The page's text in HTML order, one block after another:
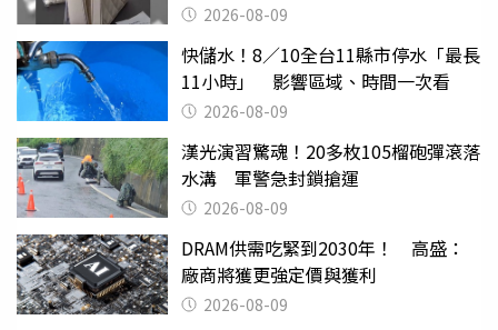
2026-08-09
快儲水！8／10全台11縣市停水「最長
11小時」 影響區域、時間一次看
2026-08-09
漢光演習驚魂！20多枚105榴砲彈滾落
水溝 軍警急封鎖搶運
2026-08-09
DRAM供需吃緊到2030年！ 高盛：
廠商將獲更強定價與獲利
2026-08-09